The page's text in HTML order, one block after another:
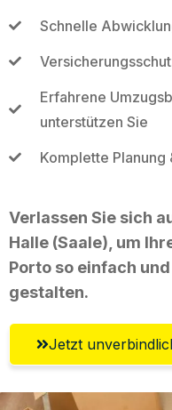
Schnelle
Erfahrene
unterstützen Sie
Komplette
Verlassen Sie sich
Halle (Saale), um
Porto so einfach
gestalten.
Jetzt